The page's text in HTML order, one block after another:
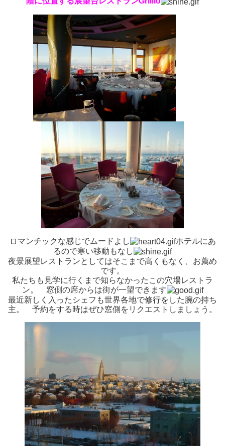
ロマンチックな感じでムードよし
ホテルにあ
るので寒い移動もなし
夜景展望レストランとしてはそこまで高くもなく、お薦め
です。
私たちも見学に行くまで知らなかったこの穴場レストラ
ン。 窓側の席からは街が一望できます
最近新しく入ったシェフも世界各地で修行をした腕の持ち
主。 予約をする時はぜひ窓側をリクエストしましょう。